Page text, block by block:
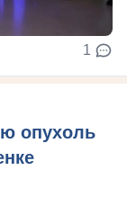
1
опухоль